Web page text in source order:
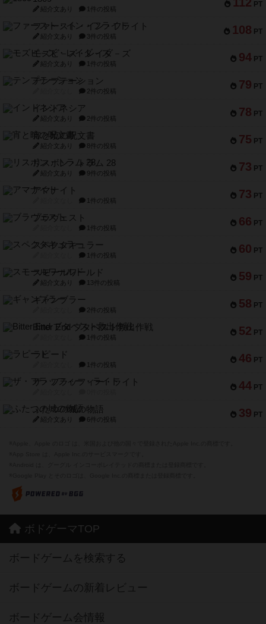
PT
紹介文あり 1件の投稿
108 PT
ファースト・イン・フライト
紹介文あり 3件の投稿
94 PT
モズビ－ズ・レイダ－ズ
紹介文あり 1件の投稿
79 PT
テンプテーション
2件の投稿
78 PT
インドネシア
紹介文あり 2件の投稿
75 PT
宵と暁の呪文書
紹介文あり 8件の投稿
73 PT
リスボン・トラム 28
紹介文あり 9件の投稿
73 PT
アマナイト
1件の投稿
66 PT
ブラヴェスト
1件の投稿
60 PT
スペクタキュラー
1件の投稿
59 PT
スモールワールド
紹介文あり 13件の投稿
58 PT
ギャンブラー
2件の投稿
52 PT
Bitter End ブタペスト救出作戦
1件の投稿
46 PT
ラピード
1件の投稿
44 PT
ザ・フラッフィー・ライト
39 PT
ふたつの城の物語
紹介文あり 6件の投稿
ボドゲーマTOP
ボードゲームを検索する
ボードゲームの新着レビュー
ボードゲーム会情報